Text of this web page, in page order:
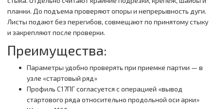
планки. До подъема проверяют опоры и непрерывность дуги.
Листы подают без перегибов, совмещают по принятому стыку
и закрепляют после проверки.
Преимущества:
Параметры удобно проверять при приемке партии — в
узле «стартовый ряд»
Профиль С17ПГ согласуется с операцией «вывод
стартового ряда относительно продольной оси арки»